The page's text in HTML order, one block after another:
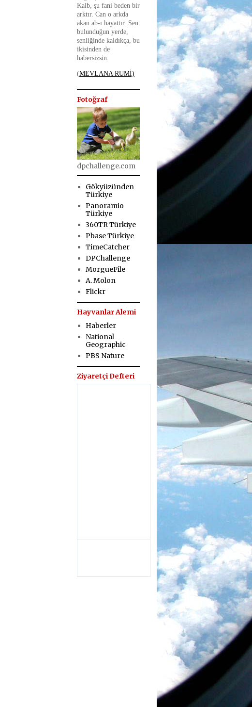
Kalb, şu fani beden bir
arktır. Can o arkda
akan ab-ı hayattır. Sen
bulunduğun yerde,
senliğinde kaldıkça, bu
ikisinden de
habersizsin.
(MEVLANA RUMİ)
Fotoğraf
dpchallenge.com
Gökyüzünden
Türkiye
Panoramio
Türkiye
360TR Türkiye
Pbase Türkiye
TimeCatcher
DPChallenge
MorgueFile
A. Molon
Flickr
Hayvanlar Alemi
Haberler
National
Geographic
PBS Nature
Ziyaretçi Defteri